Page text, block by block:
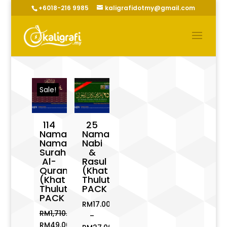
+6018-216 9985 kaligrafidotmy@gmail.com
Sale!
114
Nama-
Nama
Surah
Al-
Quran
(Khat
Thuluth)
PACK
RM1,710.00
Original
25
Nama
Nabi
&
Rasul
(Khat
Thuluth)
PACK
RM17.00
–